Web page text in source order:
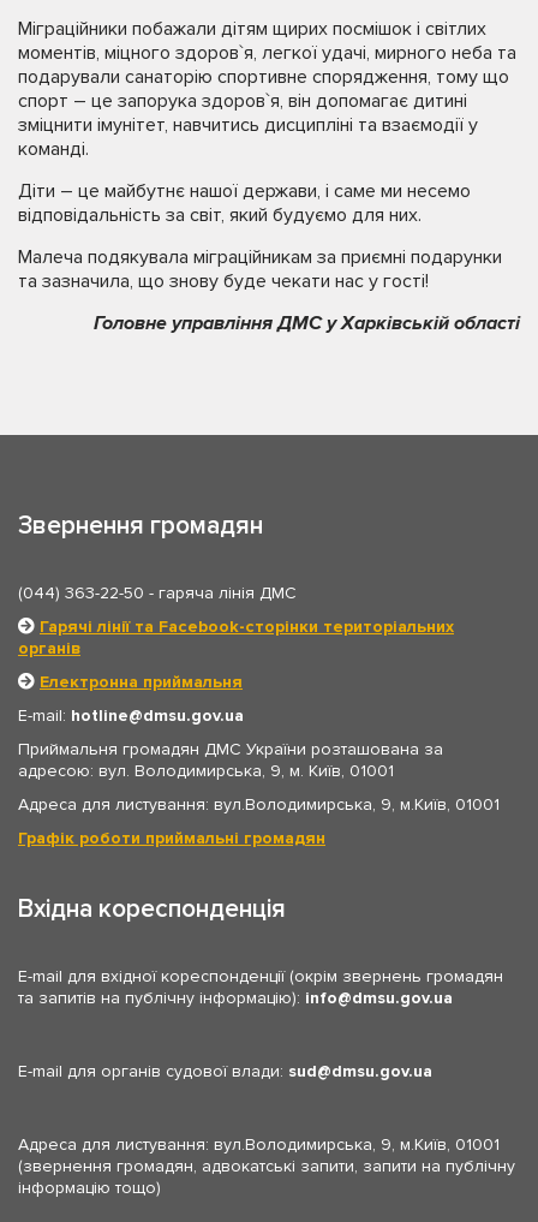
Міграційники побажали дітям щирих посмішок і світлих
моментів, міцного здоров`я, легкої удачі, мирного неба та
подарували санаторію спортивне спорядження, тому що
спорт – це запорука здоров`я, він допомагає дитині
зміцнити імунітет, навчитись дисципліні та взаємодії у
команді.
Діти – це майбутнє нашої держави, і саме ми несемо
відповідальність за світ, який будуємо для них.
Малеча подякувала міграційникам за приємні подарунки
та зазначила, що знову буде чекати нас у гості!
Головне управління ДМС у Харківській області
Звернення громадян
(044) 363-22-50 - гаряча лінія ДМС
Гарячі лінії та Facebook-сторінки територіальних
органів
Електронна приймальня
E-mail: hotline
dmsu.gov.ua
Приймальня громадян ДМС України розташована за
адресою: вул. Володимирська, 9, м. Київ, 01001
Адреса для листування: вул.Володимирська, 9, м.Київ, 01001
Графік роботи приймальні громадян
Вхідна кореспонденція
E-mail для вхідної кореспонденції (окрім звернень громадян
та запитів на публічну інформацію): info dmsu.gov.ua
E-mail для органів судової влади: sud dmsu.gov.ua
Адреса для листування: вул.Володимирська, 9, м.Київ, 01001
(звернення громадян, адвокатські запити, запити на публічну
інформацію тощо)